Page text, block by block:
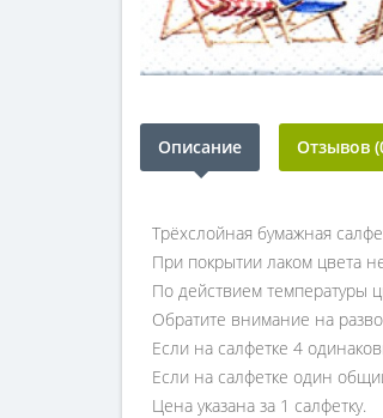
Описание Отзывов
Трёхслойная бумажная
При покрытии лаком цвета
По действием температуры
Обратите внимание на
Если на салфетке 4
Если на салфетке один
Цена указана за 1 салфетку.